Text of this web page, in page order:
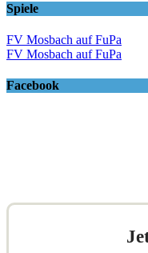
Spiele
FV Mosbach auf FuPa
FV Mosbach auf FuPa
Facebook